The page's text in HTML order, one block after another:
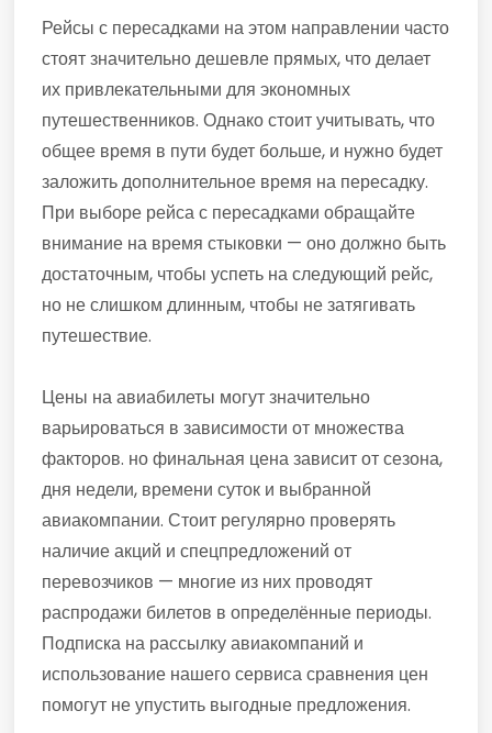
Рейсы с пересадками на этом направлении часто
стоят значительно дешевле прямых, что делает
их привлекательными для экономных
путешественников. Однако стоит учитывать, что
общее время в пути будет больше, и нужно будет
заложить дополнительное время на пересадку.
При выборе рейса с пересадками обращайте
внимание на время стыковки — оно должно быть
достаточным, чтобы успеть на следующий рейс,
но не слишком длинным, чтобы не затягивать
путешествие.
Цены на авиабилеты могут значительно
варьироваться в зависимости от множества
факторов. но финальная цена зависит от сезона,
дня недели, времени суток и выбранной
авиакомпании. Стоит регулярно проверять
наличие акций и спецпредложений от
перевозчиков — многие из них проводят
распродажи билетов в определённые периоды.
Подписка на рассылку авиакомпаний и
использование нашего сервиса сравнения цен
помогут не упустить выгодные предложения.